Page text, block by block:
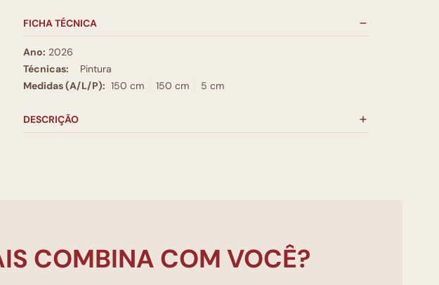
FICHA TÉCNICA
Ano: 2026
Técnicas:
Pintura
Medidas (A/L/P): 150 cm 150 cm 5 cm
DESCRIÇÃO
COMBINA COM VOCÊ?